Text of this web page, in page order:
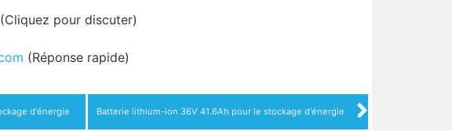
(Cliquez pour discuter)
(Réponse rapide)
d'énergie Batterie lithium-ion 36V 41.6Ah pour le stockage d'énergie